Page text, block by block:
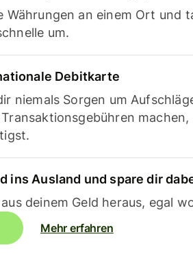
Währungen an einem Ort und
um.
Debitkarte
niemals Sorgen um
ins Ausland und spare dir
deinem Geld heraus, egal
Mehr erfahren